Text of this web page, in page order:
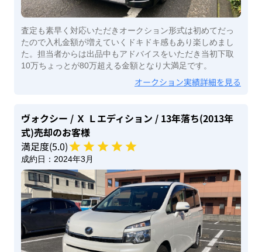
査定も素早く対応いただきオークション形式は初めてだっ
たので入札金額が増えていくドキドキ感もあり楽しめまし
た。担当者からは出品中もアドバイスをいただき当初下取
10万ちょっとが80万超える金額となり大満足です。
オークション実績詳細を見る
ヴォクシー / Ｘ Ｌエディション / 13年落ち(2013年
式)売却のお客様
満足度(5.0)
成約日： 2024年3月